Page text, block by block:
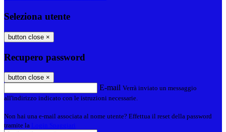
Seleziona utente
button close ×
Recupero password
button close ×
E-mail Verrà inviato un messaggio
all'indirizzo indicato con le istruzioni necessarie.
Non hai una e-mail associata al nome utente? Effettua il reset della password
tramite la